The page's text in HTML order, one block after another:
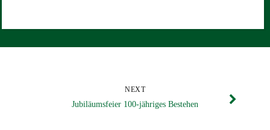
NEXT
Jubiläumsfeier 100-jähriges Bestehen